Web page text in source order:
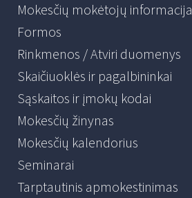
Mokesčių mokėtojų informacija
Formos
Rinkmenos / Atviri duomenys
Skaičiuoklės ir pagalbininkai
Sąskaitos ir įmokų kodai
Mokesčių žinynas
Mokesčių kalendorius
Seminarai
Tarptautinis apmokestinimas